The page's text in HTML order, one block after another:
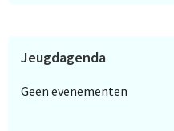
Jeugdagenda
Geen evenementen